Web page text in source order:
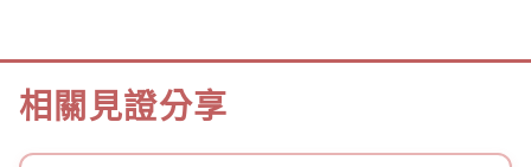
相關見證分享